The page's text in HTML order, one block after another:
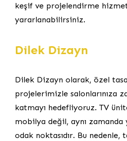
keşif ve projelendirme
yararlanabilirsiniz.
Dilek Dizayn
Dilek Dizayn olarak, özel
projelerimizle salonlarınıza
katmayı hedefliyoruz. TV
mobilya değil, aynı zamanda
odak noktasıdır. Bu nedenle,